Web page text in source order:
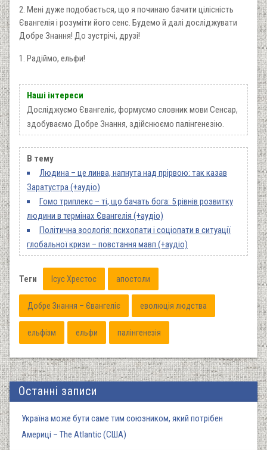
2. Мені дуже подобається, що я починаю бачити цілісність
Євангелія і розуміти його сенс. Будемо й далі досліджувати
Добре Знання! До зустрічі, друзі!
1. Радіймо, ельфи!
Наші інтереси
Досліджуємо Євангеліє, формуємо словник мови Сенсар,
здобуваємо Добре Знання, здійснюємо палінгенезію.
В тему
Людина – це линва, напнута над прірвою: так казав
Заратустра (+аудіо)
Гомо триплекс – ті, що бачать бога: 5 рівнів розвитку
людини в термінах Євангелія (+аудіо)
Політична зоологія: психопати і соціопати в ситуації
глобальної кризи ­– повстання мавп (+аудіо)
Теги Ісус Хрестос апостоли
Добре Знання – Євангеліє еволюція людства
ельфізм ельфи палінгенезія
Останні записи
Україна може бути саме тим союзником, який потрібен
Америці – The Atlantic (США)